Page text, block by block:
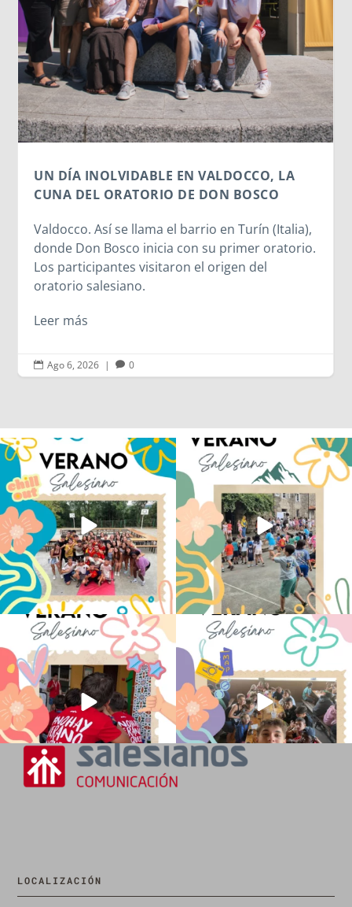
LA
(Italia),
oratorio.
artificial subiendo nuestra imagen para
un avatar gracioso, en el fondo estamos
cediendo una parte de nuestra
escaneo facial no es un simple
inofensivo; nuestra cara es una seña de
identidad...
Leer más
 Ago 6, 2026
Los alumnos de 6º de Primaria, 1º y 2º
de la ESO...
145 2
La diversión y la alegría también se han
sentido...
95 0
No hay verano sin que sea Salesiano ❤️
💫 en Luz 4
...
0
viviendo la alegría en el campamento
...
2
LOCALIZACIÓN